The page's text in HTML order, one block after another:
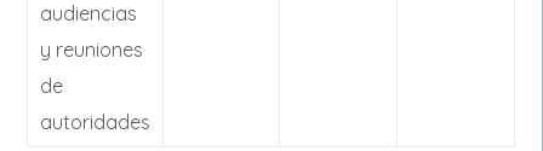
audiencias
y reuniones
de
autoridades